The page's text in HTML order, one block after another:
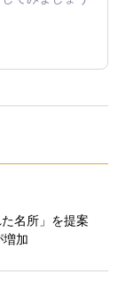
た名所」を提案
増加